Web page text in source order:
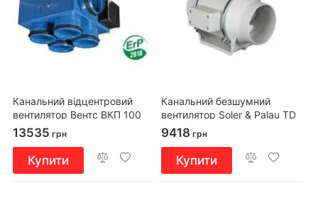
Канальний відцентровий
вентилятор Вентс ВКП 100
міні
13535 грн
Купити
Канальний безшумний
вентилятор Soler & Palau TD
160/100 N Silent
9418 грн
Купити